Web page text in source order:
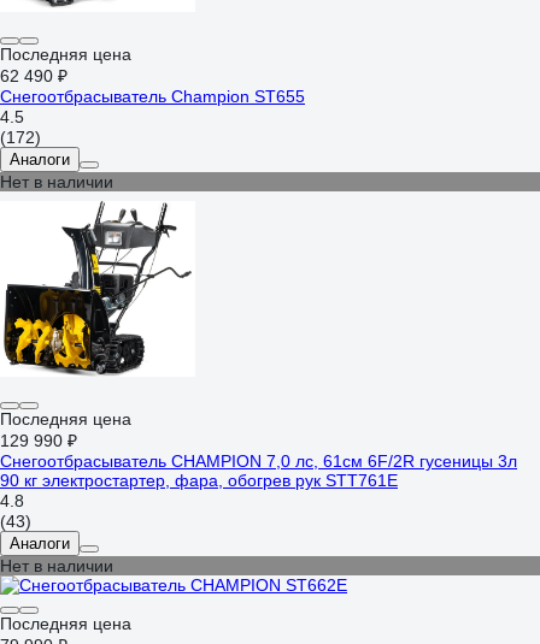
Последняя цена
62 490 ₽
Снегоотбрасыватель Champion ST655
4.5
(172)
Аналоги
Нет в наличии
Последняя цена
129 990 ₽
Снегоотбрасыватель CHAMPION 7,0 лс, 61см 6F/2R гусеницы 3л
90 кг электростартер, фара, обогрев рук STT761E
4.8
(43)
Аналоги
Нет в наличии
Последняя цена